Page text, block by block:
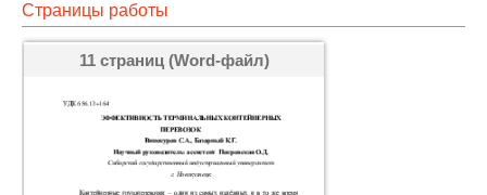
Страницы работы
11 страниц (Word-файл)